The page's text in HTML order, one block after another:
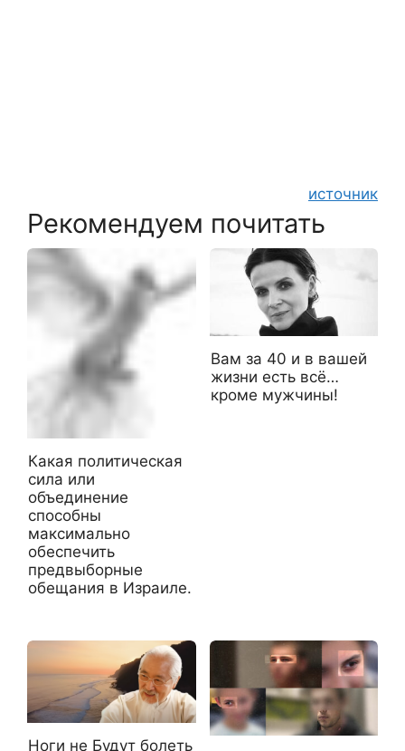
источник
Рекомендуем почитать
Какая политическая
сила или
объединение
способны
максимально
обеспечить
предвыборные
обещания в Израиле.
Вам за 40 и в вашей
жизни есть всё…
кроме мужчины!
Ноги не Будут болеть